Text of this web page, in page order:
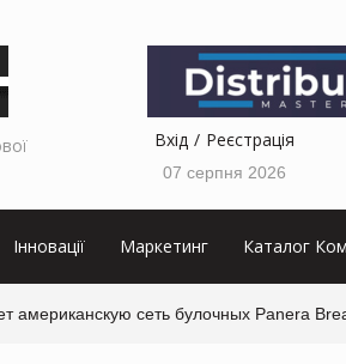
Вхід Реєстрація
07 серпня 2026
Інновації Маркетинг Каталог
американскую сеть булочных Panera